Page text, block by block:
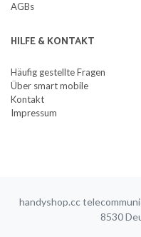
AGBs
HILFE & KONTAKT
Häufig gestellte Fragen
Über smart mobile
Kontakt
Impressum
handyshop.cc
8530